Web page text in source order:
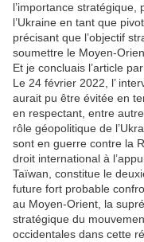
l’importance stratégique,
l’Ukraine en tant que
précisant que l’objectif
soumettre le Moyen-
Et je concluais l’article
Le 24 février 2022, l’
aurait pu être évitée en
en respectant, entre
rôle géopolitique de
sont en guerre contre la
droit international à
Taïwan, constitue le
future fort probable
au Moyen-Orient, la
stratégique du
occidentales dans cette